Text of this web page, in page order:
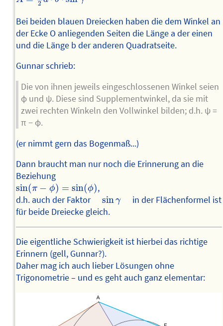
2
Bei beiden blauen Dreiecken haben die dem Winkel an
der Ecke O anliegenden Seiten die Länge a der einen
und die Länge b der anderen Quadratseite.
Gunnar schrieb:
Die von ihnen jeweils eingeschlossenen Winkel seien
φ und ψ. Diese sind Supplementwinkel, da sie mit
zwei rechten Winkeln den Vollwinkel bilden; d.h. ψ =
π − φ.
(er nimmt gern das Bogenmaß...)
Dann braucht man nur noch die Erinnerung an die
Beziehung
sin(π − ϕ) = sin(ϕ)
sin(π− =sin ϕ)
,
d.h. auch der Faktor
sinγ
sinγ
in der Flächenformel ist
für beide Dreiecke gleich.
Die eigentliche Schwierigkeit ist hierbei das richtige
Erinnern (gell, Gunnar?).
Daher mag ich auch lieber Lösungen ohne
Trigonometrie – und es geht auch ganz elementar: